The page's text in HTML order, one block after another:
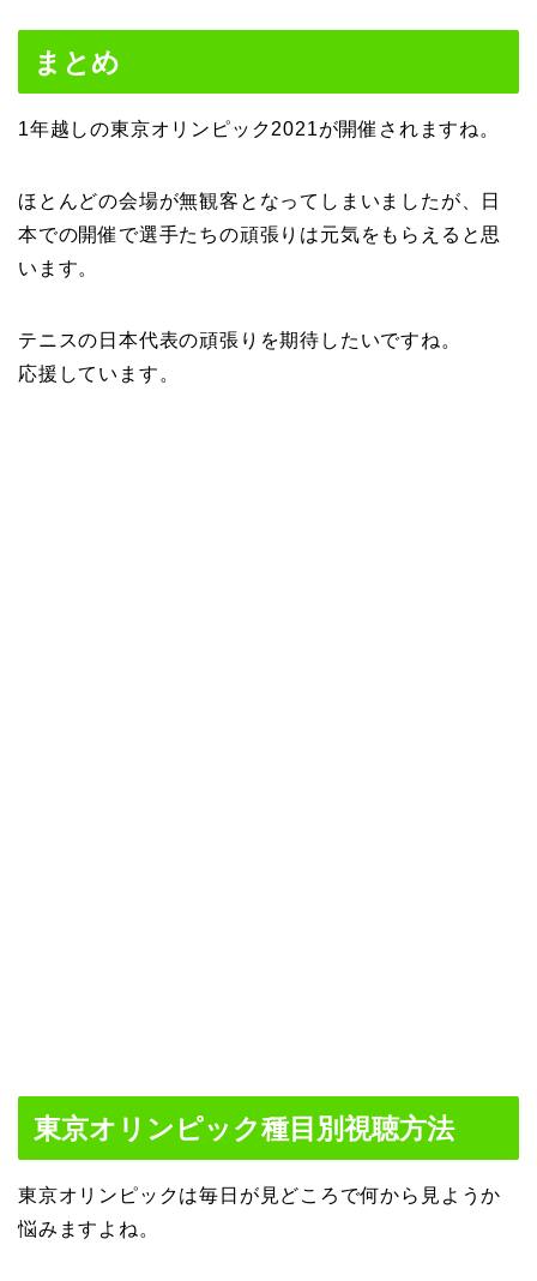
まとめ
1年越しの東京オリンピック2021が開催されますね。
ほとんどの会場が無観客となってしまいましたが、日
本での開催で選手たちの頑張りは元気をもらえると思
います。
テニスの日本代表の頑張りを期待したいですね。
応援しています。
東京オリンピック種目別視聴方法
東京オリンピックは毎日が見どころで何から見ようか
悩みますよね。